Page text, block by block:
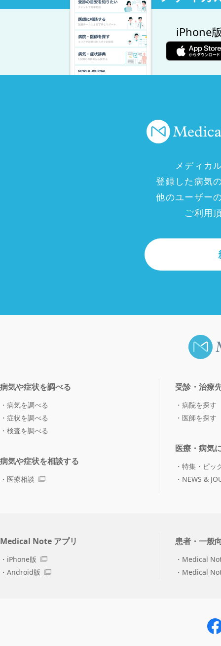
iPhone
メディカ
登録した病気
他のユーザー
ご利用
病気や症状を調べる
病気を調べる
症状を調べる
検査を調べる
病気や症状を相談する
医療相談
受診・治療
病院を探す
医師を探す
医療・病気
特集・ピッ
NEWS &
Medical Note アプリ
iPhone版
Android版
患者・一般
Medical
Medical